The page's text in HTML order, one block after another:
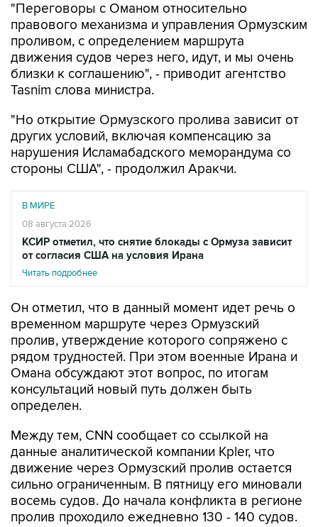
"Переговоры с Оманом относительно
правового механизма и управления Ормузским
проливом, с определением маршрута
движения судов через него, идут, и мы очень
близки к соглашению", - приводит агентство
Tasnim слова министра.
"Но открытие Ормузского пролива зависит от
других условий, включая компенсацию за
нарушения Исламабадского меморандума со
стороны США", - продолжил Аракчи.
В МИРЕ
08 августа 2026
КСИР отметил, что снятие блокады с Ормуза зависит
от согласия США на условия Ирана
Читать подробнее
Он отметил, что в данный момент идет речь о
временном маршруте через Ормузский
пролив, утверждение которого сопряжено с
рядом трудностей. При этом военные Ирана и
Омана обсуждают этот вопрос, по итогам
консультаций новый путь должен быть
определен.
Между тем, CNN сообщает со ссылкой на
данные аналитической компании Kpler, что
движение через Ормузский пролив остается
сильно ограниченным. В пятницу его миновали
восемь судов. До начала конфликта в регионе
пролив проходило ежедневно 130 - 140 судов.